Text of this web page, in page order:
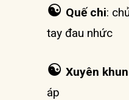
☯ Quế chi:
tay đau nhức
☯ Xuyên
áp